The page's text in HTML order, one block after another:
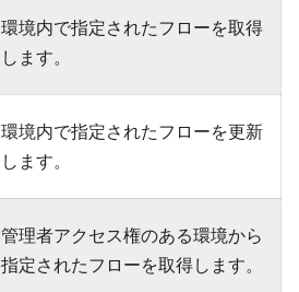
環境内で指定されたフローを取得
します。
環境内で指定されたフローを更新
します。
管理者アクセス権のある環境から
指定されたフローを取得します。